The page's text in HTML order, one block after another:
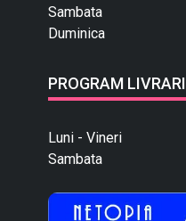
Sambata
Duminica
PROGRAM LIVRARI
Luni - Vineri
Sambata